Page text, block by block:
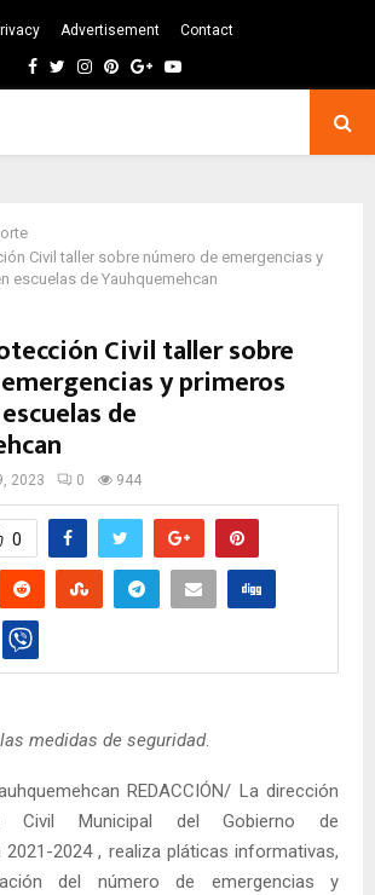
Advertisement Contact
Facebook
TwitterInstagram
Pinterest
GoogleYoutube
Civil taller sobre número de emergencias y
escuelas de Yauhquemehcan
Civil taller sobre
y primeros
de
2023 0 944
0
medidas de seguridad.
REDACCIÓN/ La dirección
Civil Municipal del Gobierno de
2021-2024 , realiza pláticas informativas,
del número de emergencias y